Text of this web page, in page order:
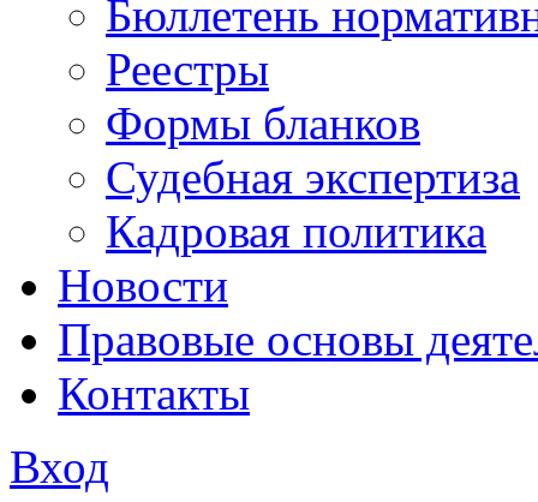
Бюллетень
Реестры
Формы бланков
Судебная экспертиза
Кадровая политика
Новости
Правовые основы
Контакты
Вход